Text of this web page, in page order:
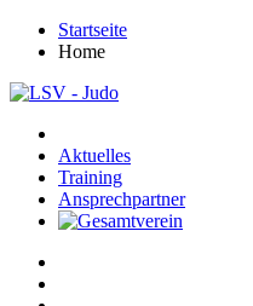
Startseite
Home
Aktuelles
Training
Ansprechpartner